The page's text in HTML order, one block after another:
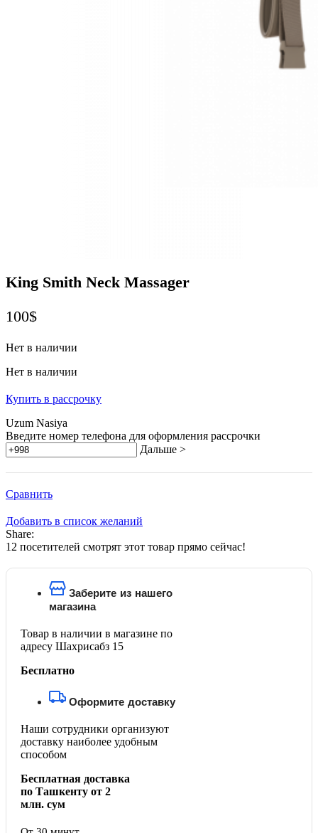
King Smith Neck Massager
100$
Нет в наличии
Нет в наличии
Купить в рассрочку
Uzum Nasiya
Введите номер телефона для оформления рассрочки
Дальше >
Сравнить
Добавить в список желаний
Share:
12 посетителей смотрят этот товар прямо сейчас!
Заберите из нашего
магазина
Товар в наличии в магазине по
адресу Шахрисабз 15
Бесплатно
Оформите доставку
Наши сотрудники организуют
доставку наиболее удобным
способом
Бесплатная доставка
по Ташкенту от 2
млн. сум